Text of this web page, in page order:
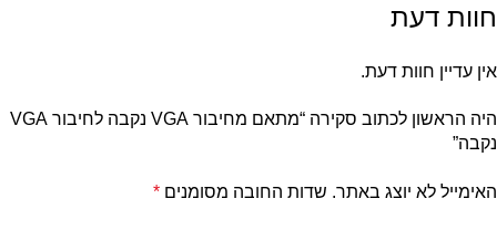
חוות דעת
אין עדיין חוות דעת.
היה הראשון לכתוב סקירה “מתאם מחיבור VGA נקבה לחיבור VGA
נקבה”
האימייל לא יוצג באתר. שדות החובה מסומנים *